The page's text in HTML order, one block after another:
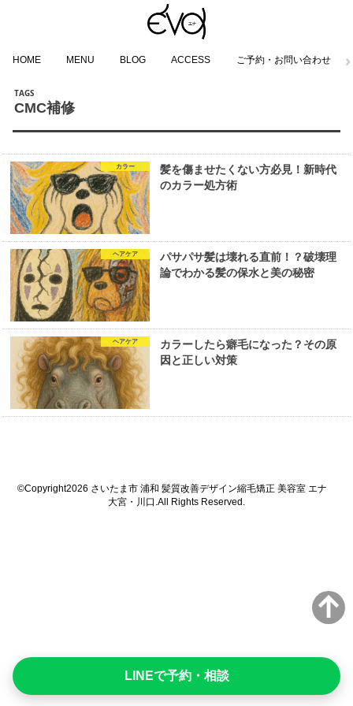
HOME MENU BLOG ACCESS ご予約・お問い合わせ
CMC補修
カラー
髪を傷ませたくない方必見！新時代
のカラー処方術
ヘアケア
パサパサ髪は壊れる直前！？破壊理
論でわかる髪の保水と美の秘密
ヘアケア
カラーしたら癖毛になった？その原
因と正しい対策
©Copyright2026 さいたま市 浦和 髪質改善デザイン縮毛矯正 美容室 エナ
大宮・川口 .All Rights Reserved.
LINEで予約・相談